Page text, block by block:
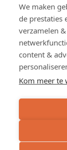
We maken
de prestaties
verzamelen
content &
Kom meer te